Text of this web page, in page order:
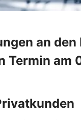
an den
Termin am